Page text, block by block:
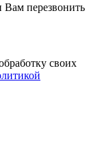
Вам перезвонить
своих